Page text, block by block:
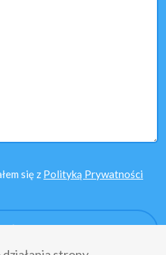
się z Polityką Prywatności